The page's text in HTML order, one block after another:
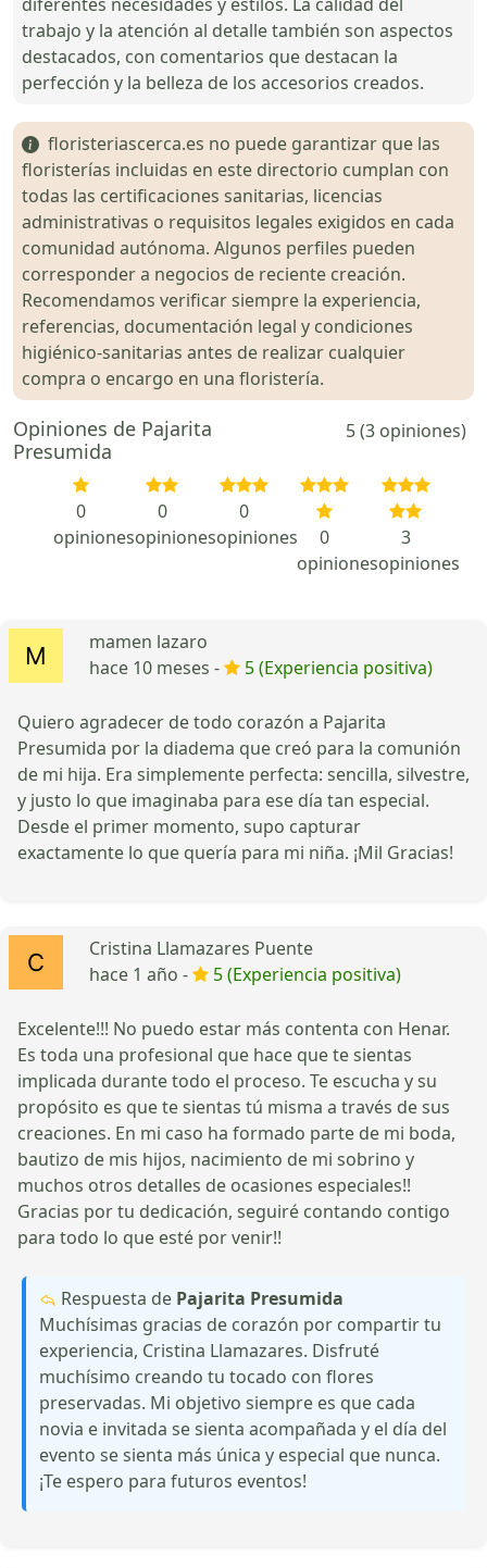
trabajo y la atención al detalle también son aspectos
destacados, con comentarios que destacan la
perfección y la belleza de los accesorios creados.
floristeriascerca.es no puede garantizar que las
floristerías incluidas en este directorio cumplan con
todas las certificaciones sanitarias, licencias
administrativas o requisitos legales exigidos en cada
comunidad autónoma. Algunos perfiles pueden
corresponder a negocios de reciente creación.
Recomendamos verificar siempre la experiencia,
referencias, documentación legal y condiciones
higiénico-sanitarias antes de realizar cualquier
compra o encargo en una floristería.
Opiniones de Pajarita
Presumida
5 (3 opiniones)
0
opiniones
0
opiniones
0
opiniones
0
opiniones
3
opiniones
mamen lazaro
hace 10 meses -
5 (Experiencia positiva)
Quiero agradecer de todo corazón a Pajarita
Presumida por la diadema que creó para la comunión
de mi hija. Era simplemente perfecta: sencilla, silvestre,
y justo lo que imaginaba para ese día tan especial.
Desde el primer momento, supo capturar
exactamente lo que quería para mi niña. ¡Mil Gracias!
Cristina Llamazares Puente
hace 1 año -
5 (Experiencia positiva)
Excelente!!! No puedo estar más contenta con Henar.
Es toda una profesional que hace que te sientas
implicada durante todo el proceso. Te escucha y su
propósito es que te sientas tú misma a través de sus
creaciones. En mi caso ha formado parte de mi boda,
bautizo de mis hijos, nacimiento de mi sobrino y
muchos otros detalles de ocasiones especiales!!
Gracias por tu dedicación, seguiré contando contigo
para todo lo que esté por venir!!
Respuesta de Pajarita Presumida
Muchísimas gracias de corazón por compartir tu
experiencia, Cristina Llamazares. Disfruté
muchísimo creando tu tocado con flores
preservadas. Mi objetivo siempre es que cada
novia e invitada se sienta acompañada y el día del
evento se sienta más única y especial que nunca.
¡Te espero para futuros eventos!